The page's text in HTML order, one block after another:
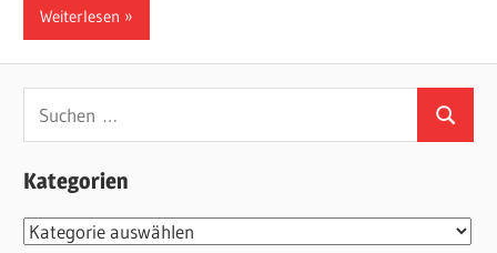
Weiterlesen
Suchen
nach:
Suchen
Kategorien
Kategorien